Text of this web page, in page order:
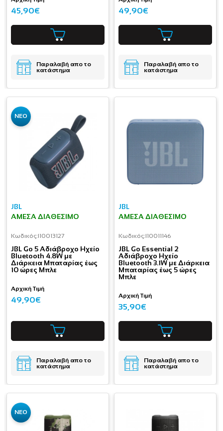
45,90€
Παραλαβή απο το
κατάστημα
49,90€
Παραλαβή απο το
κατάστημα
ΝΕΟ
JBL
ΆΜΕΣΑ ΔΙΑΘΈΣΙΜΟ
Κωδικός:I10013127
JBL Go 5 Αδιάβροχο Ηχείο
Bluetooth 4.8W με
Διάρκεια Μπαταρίας έως
10 ώρες Μπλε
Αρχική Τιμή
49,90€
Παραλαβή απο το
κατάστημα
JBL
ΆΜΕΣΑ ΔΙΑΘΈΣΙΜΟ
Κωδικός:I10011146
JBL Go Essential 2
Αδιάβροχο Ηχείο
Bluetooth 3.1W με Διάρκεια
Μπαταρίας έως 5 ώρες
Μπλε
Αρχική Τιμή
35,90€
Παραλαβή απο το
κατάστημα
ΝΕΟ